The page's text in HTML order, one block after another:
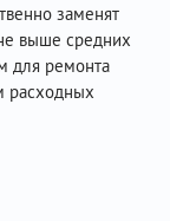
заменят
выше средних
для ремонта
расходных